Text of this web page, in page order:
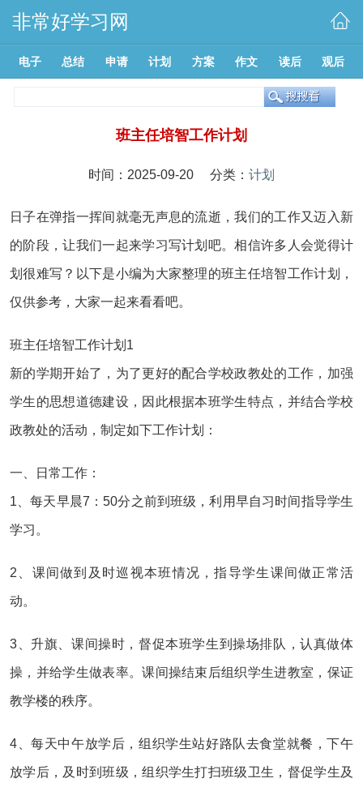
非常好学习网
电子 总结 申请 计划 方案 作文 读后 观后
班主任培智工作计划
时间：2025-09-20 分类： 计划
日子在弹指一挥间就毫无声息的流逝，我们的工作又迈入新
的阶段，让我们一起来学习写计划吧。相信许多人会觉得计
划很难写？以下是小编为大家整理的班主任培智工作计划，
仅供参考，大家一起来看看吧。
班主任培智工作计划1
新的学期开始了，为了更好的配合学校政教处的工作，加强
学生的思想道德建设，因此根据本班学生特点，并结合学校
政教处的活动，制定如下工作计划：
一、日常工作：
1、每天早晨7：50分之前到班级，利用早自习时间指导学生
学习。
2、课间做到及时巡视本班情况，指导学生课间做正常活
动。
3、升旗、课间操时，督促本班学生到操场排队，认真做体
操，并给学生做表率。课间操结束后组织学生进教室，保证
教学楼的秩序。
4、每天中午放学后，组织学生站好路队去食堂就餐，下午
放学后，及时到班级，组织学生打扫班级卫生，督促学生及